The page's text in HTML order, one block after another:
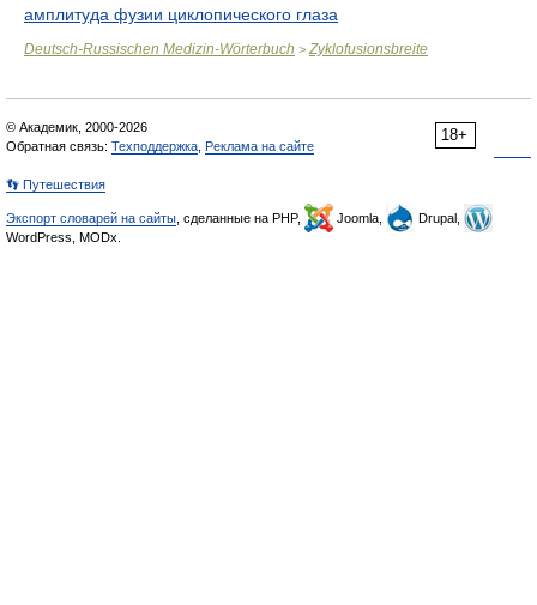
амплитуда фузии циклопического глаза
Deutsch-Russischen Medizin-Wörterbuch > Zyklofusionsbreite
18+
© Академик, 2000-2026
Обратная связь: Техподдержка Реклама на сайте
👣 Путешествия
Экспорт словарей на сайты , сделанные на PHP, Joomla,
Drupal,
WordPress, MODx.